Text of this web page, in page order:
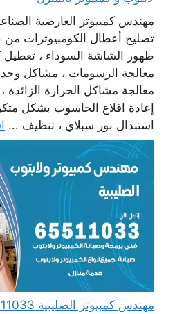
مهندس كمبيوتر العارضية
تصليح أعطال الكومبيوترات من
ظهور الشاشة السوداء ،
معالجة الرسومات ، مشاكل
معالجة مشاكل الحرارة الزائدة
إعادة اقلاع الحاسوب بشكل
استبدال بور سبلاي ، تنظيف ...